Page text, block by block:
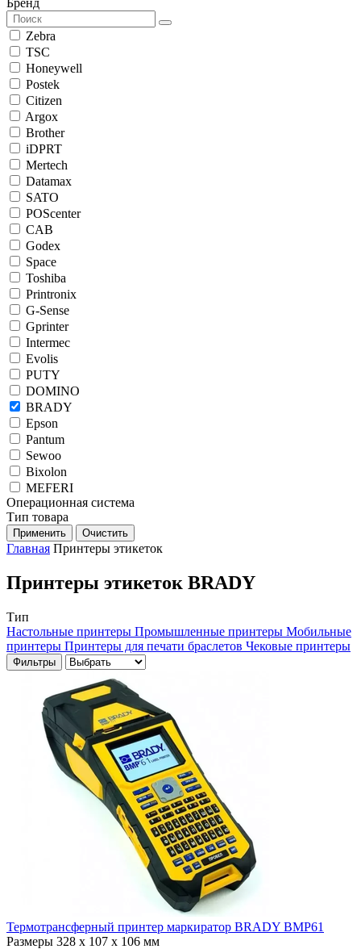
Бренд
Zebra
TSC
Honeywell
Postek
Citizen
Argox
Brother
iDPRT
Mertech
Datamax
SATO
POScenter
CAB
Godex
Space
Toshiba
Printronix
G-Sense
Gprinter
Intermec
Evolis
PUTY
DOMINO
BRADY
Epson
Pantum
Sewoo
Bixolon
MEFERI
Операционная система
Тип товара
Применить Очистить
Главная Принтеры этикеток
Принтеры этикеток BRADY
Тип
Настольные принтеры Промышленные принтеры Мобильные
принтеры Принтеры для печати браслетов Чековые принтеры
Фильтры
Термотрансферный принтер маркиратор BRADY BMP61
Размеры 328 x 107 x 106 мм